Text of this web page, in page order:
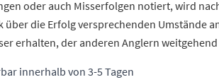
oder auch Misserfolgen notiert, wird
über die Erfolg versprechenden Umstände
erhalten, der anderen Anglern
innerhalb von 3-5 Tagen